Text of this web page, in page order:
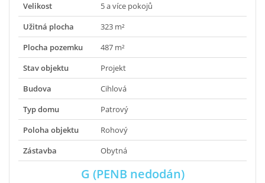
Velikost
5 a více pokojů
Užitná plocha
323 m²
Plocha pozemku
487 m²
Stav objektu
Projekt
Budova
Cihlová
Typ domu
Patrový
Poloha objektu
Rohový
Zástavba
Obytná
G (PENB nedodán)